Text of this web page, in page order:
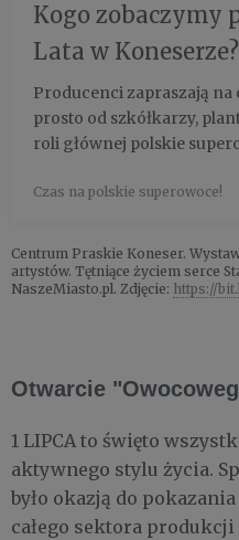
Kogo zobaczymy
Lata w Koneserze?
Producenci zapraszają
prosto od szkółkarzy,
roli głównej polskie
czerwona porzeczka,
Czas na polskie superowoce!
Centrum Praskie Koneser.
artystów. Tętniące życiem serce
NaszeMiasto.pl. Zdjęcie: https://
Otwarcie
1 LIPCA to święto
aktywnego stylu życia.
było okazją do
całego sektora